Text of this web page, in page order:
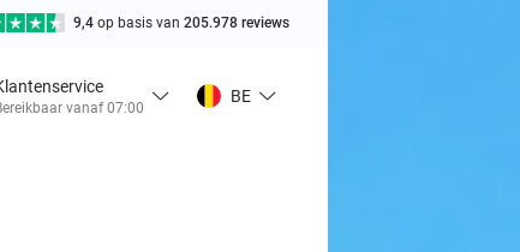
9,4 op basis van 205.978 reviews
vanaf 07:00
BE